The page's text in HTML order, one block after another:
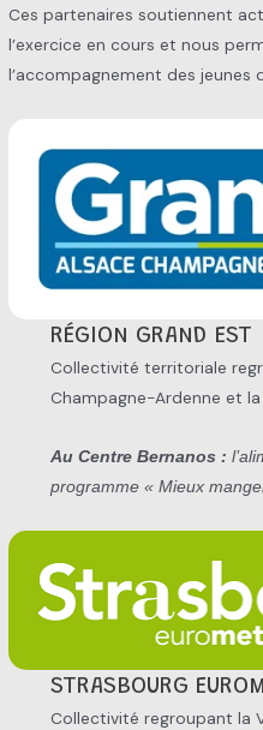
Ces partenaires soutiennent
l’exercice en cours et nous
l’accompagnement des jeunes
RÉGION GRAND EST
Collectivité territoriale
Champagne-Ardenne et
Au Centre Bernanos :
programme « Mieux
STRASBOURG
Collectivité regroupant la